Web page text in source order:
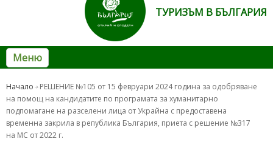
ТУРИЗЪМ В БЪЛГАРИЯ
Меню
Начало
РЕШЕНИЕ №105 от 15 февруари 2024 година за одобряване
на помощ на кандидатите по програмата за хуманитарно
подпомагане на разселени лица от Украйна с предоставена
временна закрила в република България, приета с решение №317
на МС от 2022 г.